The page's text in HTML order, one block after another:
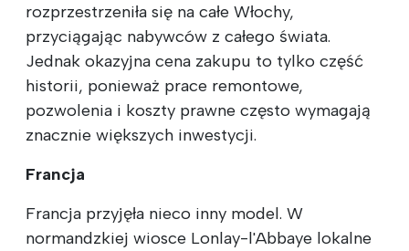
rozprzestrzeniła się na całe Włochy,
przyciągając nabywców z całego świata.
Jednak okazyjna cena zakupu to tylko część
historii, ponieważ prace remontowe,
pozwolenia i koszty prawne często wymagają
znacznie większych inwestycji.
Francja
Francja przyjęła nieco inny model. W
normandzkiej wiosce Lonlay-l'Abbaye lokalne